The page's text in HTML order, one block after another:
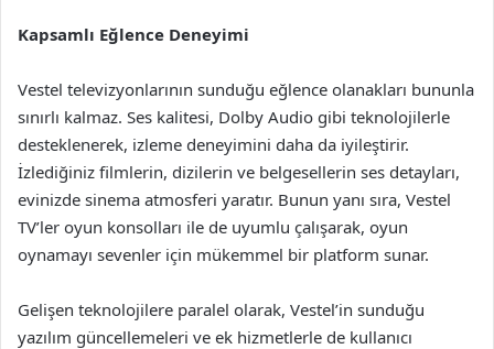
Kapsamlı Eğlence Deneyimi
Vestel televizyonlarının sunduğu eğlence olanakları bununla
sınırlı kalmaz. Ses kalitesi, Dolby Audio gibi teknolojilerle
desteklenerek, izleme deneyimini daha da iyileştirir.
İzlediğiniz filmlerin, dizilerin ve belgesellerin ses detayları,
evinizde sinema atmosferi yaratır. Bunun yanı sıra, Vestel
TV’ler oyun konsolları ile de uyumlu çalışarak, oyun
oynamayı sevenler için mükemmel bir platform sunar.
Gelişen teknolojilere paralel olarak, Vestel’in sunduğu
yazılım güncellemeleri ve ek hizmetlerle de kullanıcı